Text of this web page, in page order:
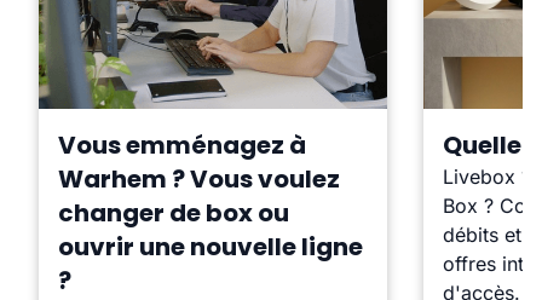
Vous emménagez à
Warhem ? Vous voulez
changer de box ou
ouvrir une nouvelle ligne
?
Quelle
Livebox ?
Box ?
débits et
offres
d'accès.